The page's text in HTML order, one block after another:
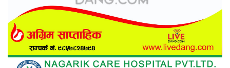
दाङमा बालिका बलात्कारको मुद्दामा १८ वर्ष कैद